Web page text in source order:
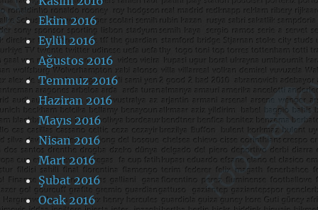
Ekim 2016
Eylül 2016
Ağustos 2016
Temmuz 2016
Haziran 2016
Mayıs 2016
Nisan 2016
Mart 2016
Şubat 2016
Ocak 2016